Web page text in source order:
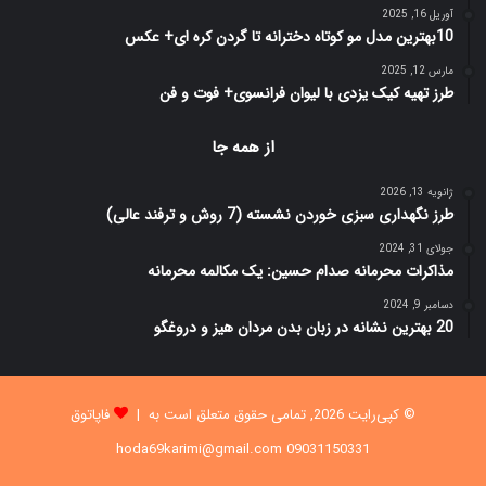
آوریل 16, 2025
10بهترین مدل مو کوتاه دخترانه تا گردن کره ای+ عکس
مارس 12, 2025
طرز تهیه کیک یزدی با لیوان فرانسوی+ فوت و فن
از همه جا
ژانویه 13, 2026
طرز نگهداری سبزی خوردن نشسته (7 روش و ترفند عالی)
جولای 31, 2024
مذاکرات محرمانه صدام حسین: یک مکالمه محرمانه
دسامبر 9, 2024
20 بهترین نشانه در زبان بدن مردان هیز و دروغگو
© کپی‌رایت 2026, تمامی حقوق متعلق است به |
فاپاتوق
09031150331 hoda69karimi@gmail.com